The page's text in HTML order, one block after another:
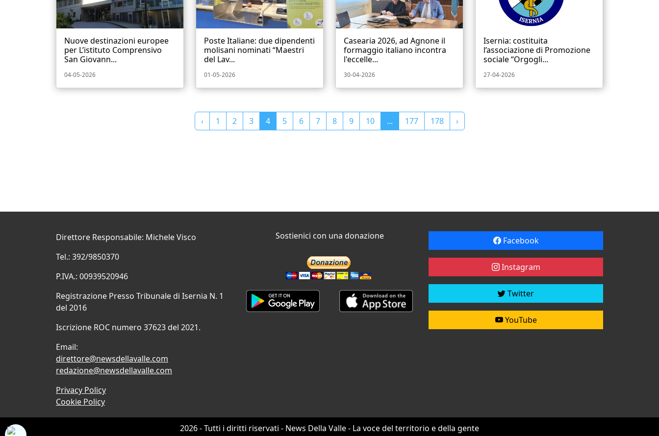
Nuove destinazioni europee
per L’istituto Comprensivo
San Giovann...
04-05-2026
Poste Italiane: due dipendenti
molisani nominati “Maestri
del Lav...
01-05-2026
Casearia 2026, ad Agnone il
formaggio italiano incontra
l'eccelle...
30-04-2026
Isernia: costituita
l’associazione di Promozione
sociale “Orgogli...
27-04-2026
‹ 1 2 3 4 5 6 7 8 9 10 ... 177 178 ›
Direttore Responsabile: Michele Visco
Tel.: 392/9850370
P.IVA.: 00939520946
Registrazione Presso Tribunale di Isernia N. 1
del 2016
Iscrizione ROC numero 37623 del 2021.
Email:
direttore@newsdellavalle.com
redazione@newsdellavalle.com
Privacy Policy
Cookie Policy
Sostienici con una donazione Facebook
Instagram
Twitter
YouTube
2026 - Tutti i diritti riservati - News Della Valle - La voce del territorio e della gente